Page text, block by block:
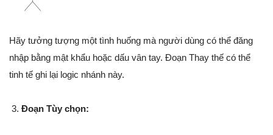
Hãy tưởng tượng một tình huống mà người dùng có thể đăng
nhập bằng mật khẩu hoặc dấu vân tay. Đoạn Thay thế có thể
tinh tế ghi lại logic nhánh này.
Đoạn Tùy chọn: